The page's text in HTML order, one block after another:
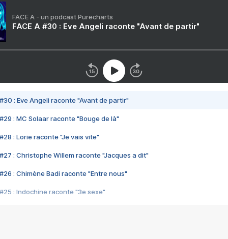
FACE A - un podcast Purecharts
FACE A #30 : Eve Angeli raconte "Avant de partir"
#30 : Eve Angeli raconte "Avant de partir"
#29 : MC Solaar raconte "Bouge de là"
#28 : Lorie raconte "Je vais vite"
#27 : Christophe Willem raconte "Jacques a dit"
#26 : Chimène Badi raconte "Entre nous"
#25 : Indochine raconte "3e sexe"